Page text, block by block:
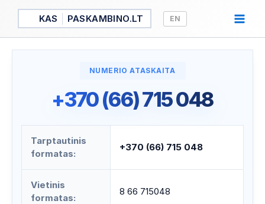
Pereiti
turinio
KAS PASKAMBINO.LT EN
NUMERIO ATASKAITA
+370 (66) 715 048
Tarptautinis
formatas:
+370 (66) 715 048
Vietinis
formatas:
8 66 715048